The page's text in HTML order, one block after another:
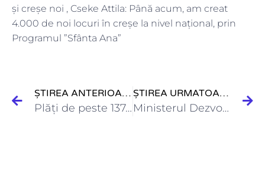
și creșe noi , Cseke Attila: Până acum, am creat
4.000 de noi locuri în creșe la nivel național, prin
Programul ”Sfânta Ana”
ȘTIREA ANTERIOARĂ
Plăți de peste 137,33 milioane de lei pentru lucrări finanțate…
ȘTIREA URMATOARE
Ministerul Dezvoltării a decontat peste 51 de milioane de lei…